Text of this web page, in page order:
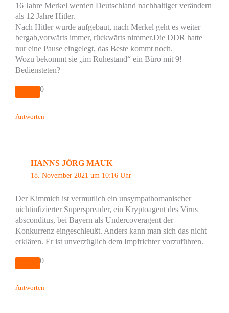
16 Jahre Merkel werden Deutschland nachhaltiger verändern
als 12 Jahre Hitler.
Nach Hitler wurde aufgebaut, nach Merkel geht es weiter
bergab,vorwärts immer, rückwärts nimmer.Die DDR hatte
nur eine Pause eingelegt, das Beste kommt noch.
Wozu bekommt sie „im Ruhestand“ ein Büro mit 9!
Bediensteten?
0
Antworten
HANNS JÖRG MAUK
18. November 2021 um 10:16 Uhr
Der Kimmich ist vermutlich ein unsympathomanischer
nichtinfizierter Superspreader, ein Kryptoagent des Virus
absconditus, bei Bayern als Undercoveragent der
Konkurrenz eingeschleußt. Anders kann man sich das nicht
erklären. Er ist unverzüglich dem Impfrichter vorzuführen.
0
Antworten